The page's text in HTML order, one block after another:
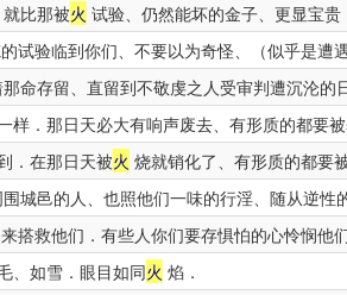
比那被火 试验、仍然能坏的金子、更显宝
试验临到你们、不要以为奇怪、（似乎是遭
命存留、直留到不敬虔之人受审判遭沉沦的
样．那日天必大有响声废去、有形质的都要
．在那日天被火 烧就销化了、有形质的都要
城邑的人、也照他们一味的行淫、随从逆性
搭救他们．有些人你们要存惧怕的心怜悯他
、如雪．眼目如同火 焰．